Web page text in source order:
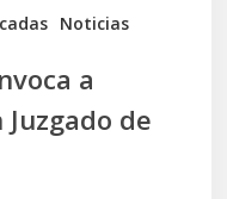
Noticias
a
de